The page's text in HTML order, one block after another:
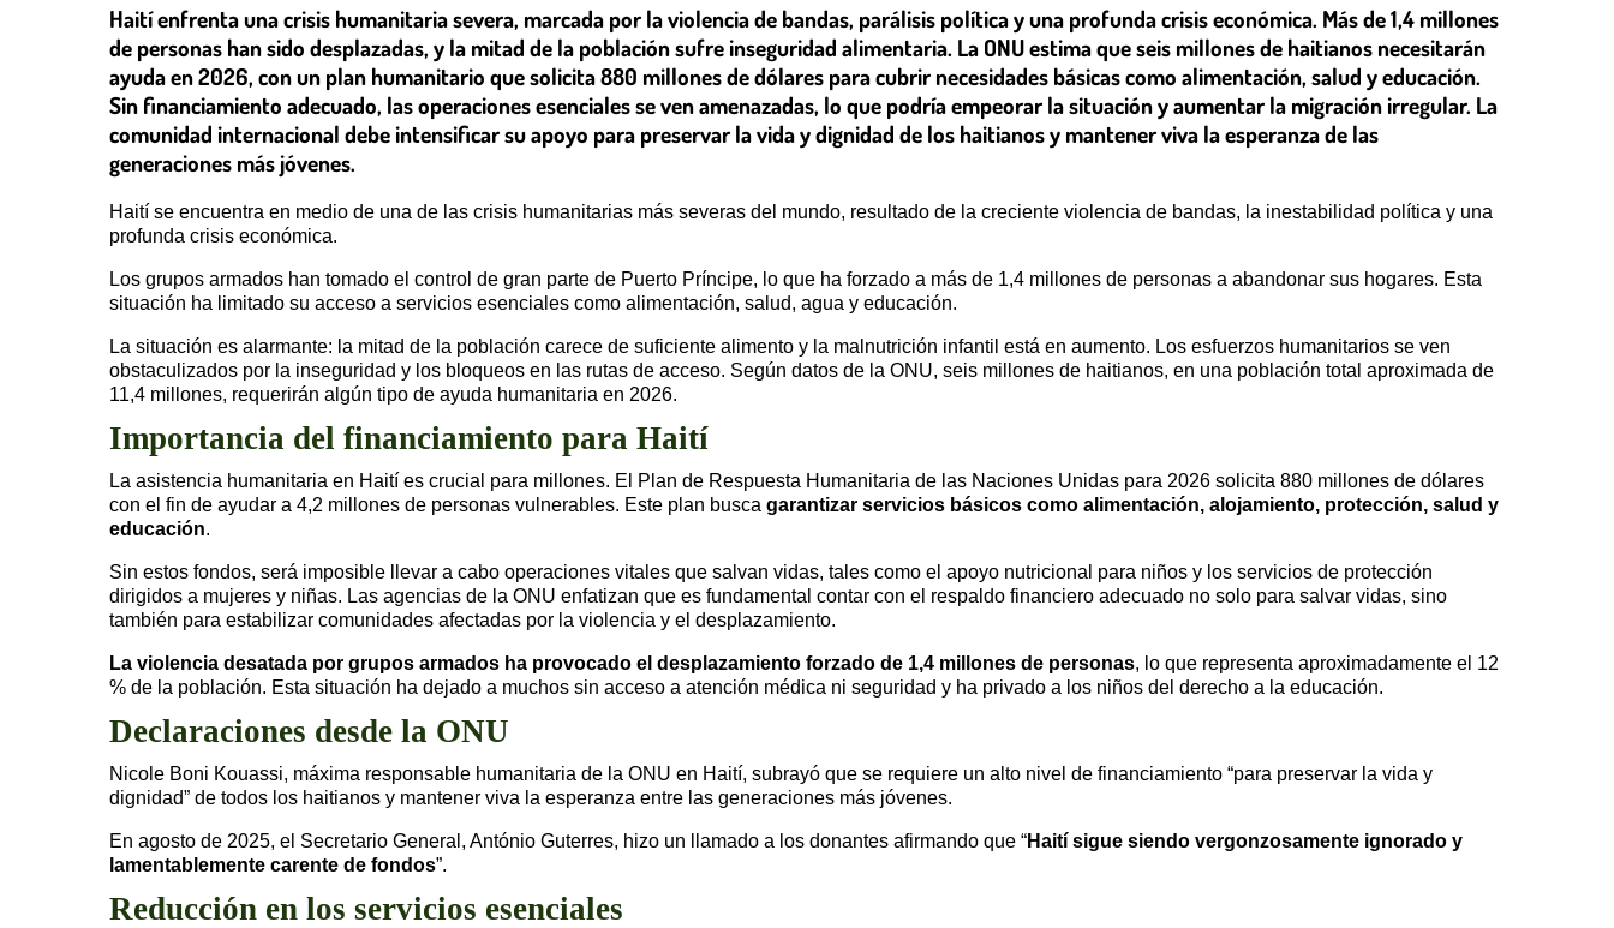
Haití enfrenta una crisis humanitaria severa, marcada por la violencia de bandas, parálisis política y una profunda crisis económica. Más de 1,4 millones
de personas han sido desplazadas, y la mitad de la población sufre inseguridad alimentaria. La ONU estima que seis millones de haitianos necesitarán
ayuda en 2026, con un plan humanitario que solicita 880 millones de dólares para cubrir necesidades básicas como alimentación, salud y educación.
Sin financiamiento adecuado, las operaciones esenciales se ven amenazadas, lo que podría empeorar la situación y aumentar la migración irregular. La
comunidad internacional debe intensificar su apoyo para preservar la vida y dignidad de los haitianos y mantener viva la esperanza de las
generaciones más jóvenes.
Haití se encuentra en medio de una de las crisis humanitarias más severas del mundo, resultado de la creciente violencia de bandas, la inestabilidad política y una
profunda crisis económica.
Los grupos armados han tomado el control de gran parte de Puerto Príncipe, lo que ha forzado a más de 1,4 millones de personas a abandonar sus hogares. Esta
situación ha limitado su acceso a servicios esenciales como alimentación, salud, agua y educación.
La situación es alarmante: la mitad de la población carece de suficiente alimento y la malnutrición infantil está en aumento. Los esfuerzos humanitarios se ven
obstaculizados por la inseguridad y los bloqueos en las rutas de acceso. Según datos de la ONU, seis millones de haitianos, en una población total aproximada de
11,4 millones, requerirán algún tipo de ayuda humanitaria en 2026.
Importancia del financiamiento para Haití
La asistencia humanitaria en Haití es crucial para millones. El Plan de Respuesta Humanitaria de las Naciones Unidas para 2026 solicita 880 millones de dólares
con el fin de ayudar a 4,2 millones de personas vulnerables. Este plan busca garantizar servicios básicos como alimentación, alojamiento, protección, salud y
educación.
Sin estos fondos, será imposible llevar a cabo operaciones vitales que salvan vidas, tales como el apoyo nutricional para niños y los servicios de protección
dirigidos a mujeres y niñas. Las agencias de la ONU enfatizan que es fundamental contar con el respaldo financiero adecuado no solo para salvar vidas, sino
también para estabilizar comunidades afectadas por la violencia y el desplazamiento.
La violencia desatada por grupos armados ha provocado el desplazamiento forzado de 1,4 millones de personas, lo que representa aproximadamente el 12
% de la población. Esta situación ha dejado a muchos sin acceso a atención médica ni seguridad y ha privado a los niños del derecho a la educación.
Declaraciones desde la ONU
Nicole Boni Kouassi, máxima responsable humanitaria de la ONU en Haití, subrayó que se requiere un alto nivel de financiamiento “para preservar la vida y
dignidad” de todos los haitianos y mantener viva la esperanza entre las generaciones más jóvenes.
En agosto de 2025, el Secretario General, António Guterres, hizo un llamado a los donantes afirmando que “Haití sigue siendo vergonzosamente ignorado y
lamentablemente carente de fondos”.
Reducción en los servicios esenciales